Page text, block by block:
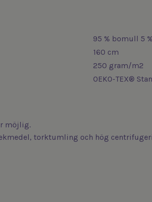
95 % bomull 5
160 cm
250 gram/m2
OEKO-TEX®
möjlig.
torktumling och hög